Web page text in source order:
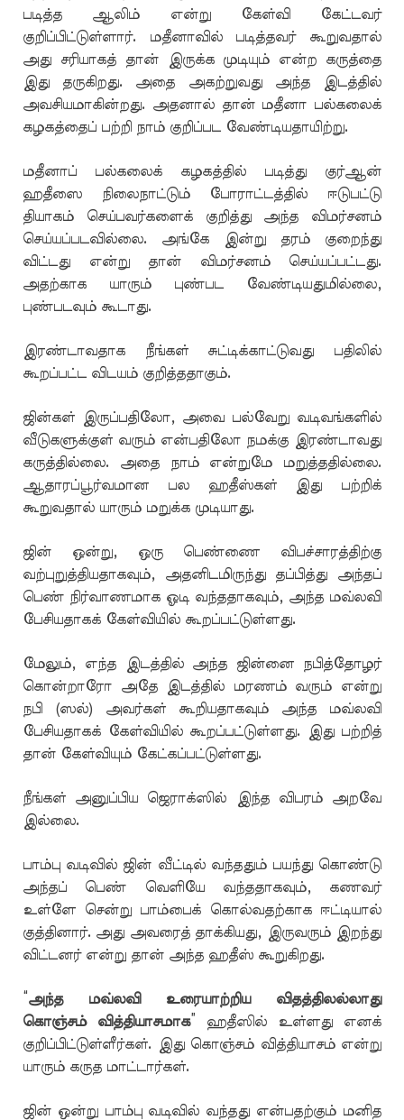
படித்த ஆலிம் என்று கேள்வி கேட்டவர்
குறிப்பிட்டுள்ளார். மதீனாவில் படித்தவர் கூறுவதால்
அது சரியாகத் தான் இருக்க முடியும் என்ற கருத்தை
இது தருகிறது. அதை அகற்றுவது அந்த இடத்தில்
அவசியமாகின்றது. அதனால் தான் மதீனா பல்கலைக்
கழகத்தைப் பற்றி நாம் குறிப்பட வேண்டியதாயிற்று.
மதீனாப் பல்கலைக் கழகத்தில் படித்து குர்ஆன்
ஹதீஸை நிலைநாட்டும் போராட்டத்தில் ஈடுபட்டு
தியாகம் செய்பவர்களைக் குறித்து அந்த விமர்சனம்
செய்யப்படவில்லை. அங்கே இன்று தரம் குறைந்து
விட்டது என்று தான் விமர்சனம் செய்யப்பட்டது.
அதற்காக யாரும் புண்பட வேண்டியதுமில்லை,
புண்படவும் கூடாது.
இரண்டாவதாக நீங்கள் சுட்டிக்காட்டுவது பதிலில்
கூறப்பட்ட விடயம் குறித்ததாகும்.
ஜின்கள் இருப்பதிலோ, அவை பல்வேறு வடிவங்களில்
வீடுகளுக்குள் வரும் என்பதிலோ நமக்கு இரண்டாவது
கருத்தில்லை. அதை நாம் என்றுமே மறுத்ததில்லை.
ஆதாரப்பூர்வமான பல ஹதீஸ்கள் இது பற்றிக்
கூறுவதால் யாரும் மறுக்க முடியாது.
ஜின் ஒன்று, ஒரு பெண்ணை விபச்சாரத்திற்கு
வற்புறுத்தியதாகவும், அதனிடமிருந்து தப்பித்து அந்தப்
பெண் நிர்வாணமாக ஓடி வந்ததாகவும், அந்த மவ்லவி
பேசியதாகக் கேள்வியில் கூறப்பட்டுள்ளது.
மேலும், எந்த இடத்தில் அந்த ஜின்னை நபித்தோழர்
கொன்றாரோ அதே இடத்தில் மரணம் வரும் என்று
நபி (ஸல்) அவர்கள் கூறியதாகவும் அந்த மவ்லவி
பேசியதாகக் கேள்வியில் கூறப்பட்டுள்ளது. இது பற்றித்
தான் கேள்வியும் கேட்கப்பட்டுள்ளது.
நீங்கள் அனுப்பிய ஜெராக்ஸில் இந்த விபரம் அறவே
இல்லை.
பாம்பு வடிவில் ஜின் வீட்டில் வந்ததும் பயந்து கொண்டு
அந்தப் பெண் வெளியே வந்ததாகவும், கணவர்
உள்ளே சென்று பாம்பைக் கொல்வதற்காக ஈட்டியால்
குத்தினார். அது அவரைத் தாக்கியது, இருவரும் இறந்து
விட்டனர் என்று தான் அந்த ஹதீஸ் கூறுகிறது.
அந்த மவ்லவி உரையாற்றிய விதத்திலல்லாது
கொஞ்சம் வித்தியாசமாக” ஹதீஸில் உள்ளது எனக்
குறிப்பிட்டுள்ளீர்கள். இது கொஞ்சம் வித்தியாசம் என்று
யாரும் கருத மாட்டார்கள்.
ஜின் ஒன்று பாம்பு வடிவில் வந்தது என்பதற்கும் மனித